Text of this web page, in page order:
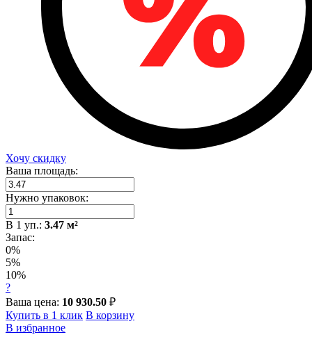
Хочу скидку
Ваша площадь:
Нужно упаковок:
В 1 уп.: 3.47 м²
Запас:
0%
5%
10%
?
Ваша цена: 10 930.50 ₽
Купить в 1 клик В корзину
В избранное